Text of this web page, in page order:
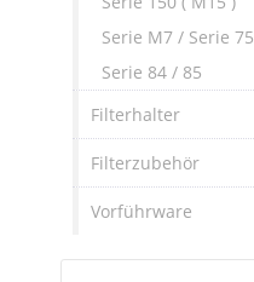
Serie M7 / Serie 75
Serie 84 / 85
Filterhalter
Filterzubehör
Vorführware